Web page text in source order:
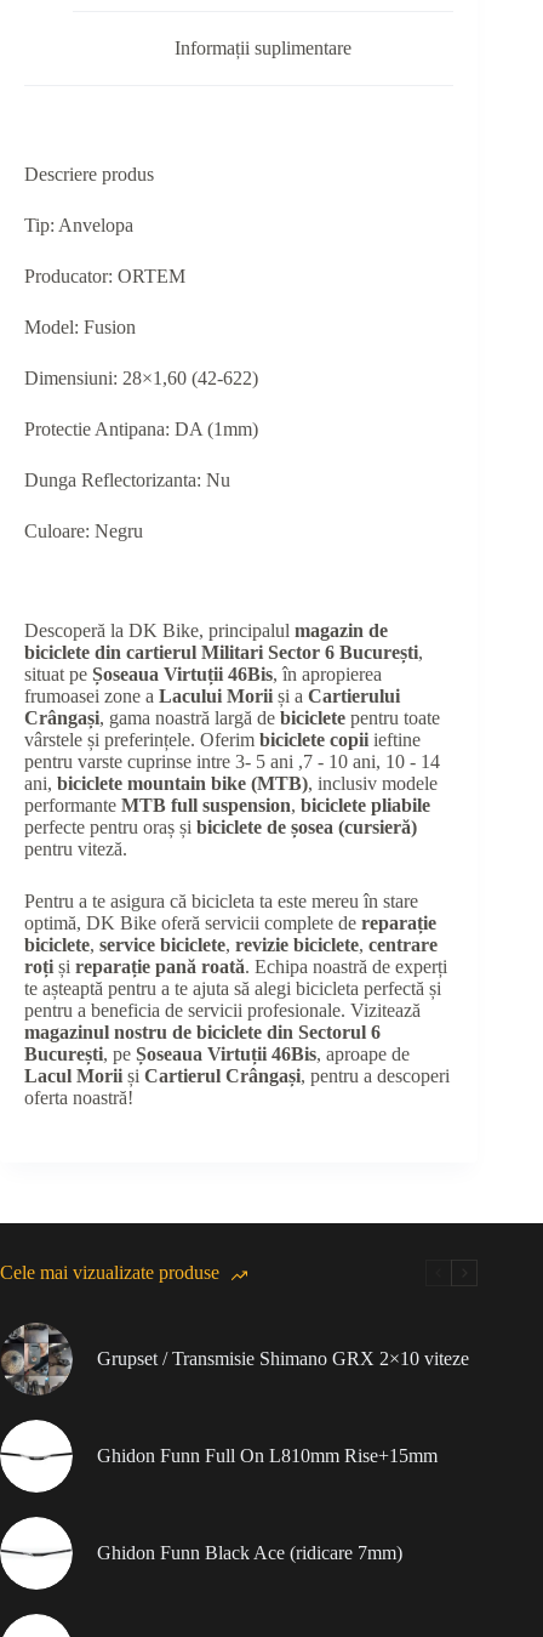
Informații suplimentare
Descriere produs
Tip: Anvelopa
Producator: ORTEM
Model: Fusion
Dimensiuni: 28×1,60 (42-622)
Protectie Antipana: DA (1mm)
Dunga Reflectorizanta: Nu
Culoare: Negru
Descoperă la DK Bike, principalul magazin de
biciclete din cartierul Militari Sector 6 București,
situat pe Șoseaua Virtuții 46Bis, în apropierea
frumoasei zone a Lacului Morii și a Cartierului
Crângași, gama noastră largă de biciclete pentru toate
vârstele și preferințele. Oferim biciclete copii ieftine
pentru varste cuprinse intre 3- 5 ani ,7 - 10 ani, 10 - 14
ani, biciclete mountain bike (MTB), inclusiv modele
performante MTB full suspension, biciclete pliabile
perfecte pentru oraș și biciclete de șosea (cursieră)
pentru viteză.
Pentru a te asigura că bicicleta ta este mereu în stare
optimă, DK Bike oferă servicii complete de reparație
biciclete, service biciclete, revizie biciclete, centrare
roți și reparație pană roată. Echipa noastră de experți
te așteaptă pentru a te ajuta să alegi bicicleta perfectă și
pentru a beneficia de servicii profesionale. Vizitează
magazinul nostru de biciclete din Sectorul 6
București, pe Șoseaua Virtuții 46Bis, aproape de
Lacul Morii și Cartierul Crângași, pentru a descoperi
oferta noastră!
Cele mai vizualizate produse
Grupset / Transmisie Shimano GRX 2×10 viteze
Ghidon Funn Full On L810mm Rise+15mm
Ghidon Funn Black Ace (ridicare 7mm)